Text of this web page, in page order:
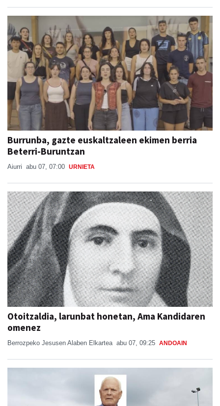
Burrunba, gazte euskaltzaleen ekimen berria
Beterri-Buruntzan
Aiurri abu 07, 07:00 URNIETA
Otoitzaldia, larunbat honetan, Ama Kandidaren
omenez
Berrozpeko Jesusen Alaben Elkartea abu 07, 09:25 ANDOAIN